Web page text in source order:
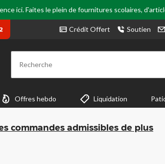
ici. Faites le plein de fournitures scolaires,
Crédit Offert Soutien
Recherche
Offres hebdo Liquidation
commandes admissibles de plus